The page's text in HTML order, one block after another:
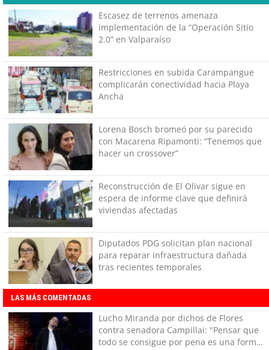
Escasez de terrenos amenaza
implementación de la “Operación Sitio
2.0” en Valparaíso
Restricciones en subida Carampangue
complicarán conectividad hacia Playa
Ancha
Lorena Bosch bromeó por su parecido
con Macarena Ripamonti: “Tenemos que
hacer un crossover”
Reconstrucción de El Olivar sigue en
espera de informe clave que definirá
viviendas afectadas
Diputados PDG solicitan plan nacional
para reparar infraestructura dañada
tras recientes temporales
LAS MÁS COMENTADAS
Lucho Miranda por dichos de Flores
contra senadora Campillai: "Pensar que
todo se consigue por pena es una forma